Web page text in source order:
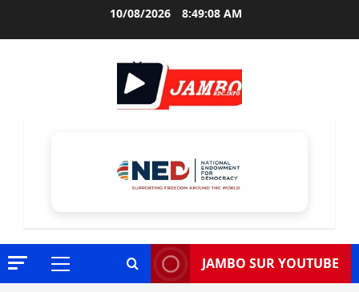
10/08/2026 8:49:09 AM
Menu
JAMBO SUR YOUTUBE